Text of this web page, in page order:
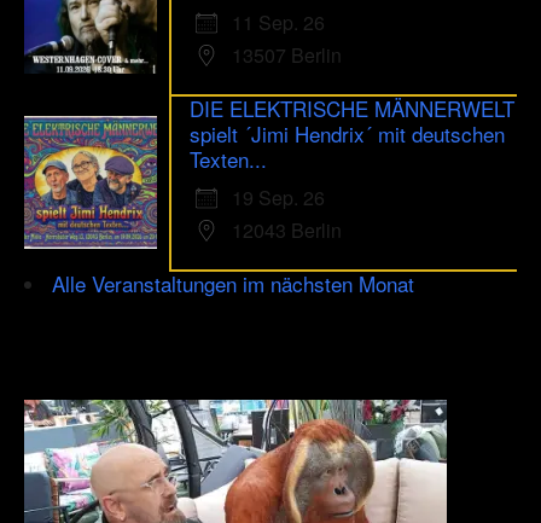
11 Sep. 26
13507 Berlin
DIE ELEKTRISCHE MÄNNERWELT
spielt ´Jimi Hendrix´ mit deutschen
Texten...
19 Sep. 26
12043 Berlin
Alle Veranstaltungen im nächsten Monat